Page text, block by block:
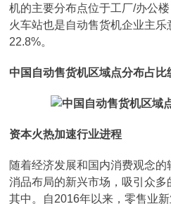
机的主要分布点位于工厂/办公
火车站也是自动售货机企业主
22.8%。
中国自动售货机区域点分布占比
资本火热加速行业进程
随着经济发展和国内消费观念
消品布局的新兴市场，吸引众
其中。自2016年以来，零售业